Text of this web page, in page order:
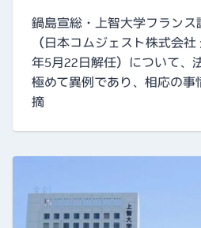
鍋島宣総・上智大学フラン
（日本コムジェスト株式会
年5月22日解任）について、
極めて異例であり、相応の
摘